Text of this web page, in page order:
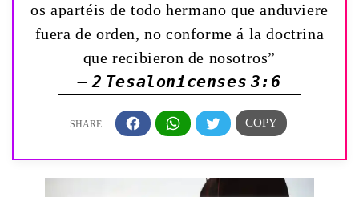
os apartéis de todo hermano que anduviere
fuera de orden, no conforme á la doctrina
que recibieron de nosotros”
— 2 Tesalonicenses 3:6